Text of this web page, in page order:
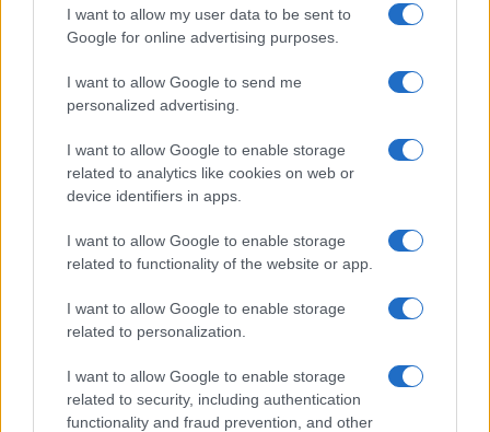
I want to allow my user data to be sent to
Google for online advertising purposes.
I want to allow Google to send me
personalized advertising.
I want to allow Google to enable storage
related to analytics like cookies on web or
device identifiers in apps.
I want to allow Google to enable storage
related to functionality of the website or app.
I want to allow Google to enable storage
related to personalization.
I want to allow Google to enable storage
related to security, including authentication
functionality and fraud prevention, and other
Il film conserva rilevanza per chi cerca un ritratto
umano oltre la trama giudiziaria. Le scelte narrative
enfatizzano il confronto e la possibilità di
riconciliazione, pur ricorrendo talvolta a soluzioni
melodrammatiche. I dati di ricezione critica
evidenziano come la credibilità delle interpretazioni
renda lo sviluppo narrativo credibile e toccante,
offrendo spunti sul valore del dialogo e sulla
complessità dei vincoli familiari.
Staff